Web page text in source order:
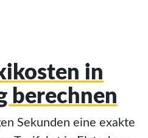
in
berechnen
Sekunden eine exakte